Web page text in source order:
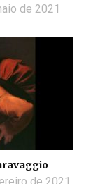
de 2021